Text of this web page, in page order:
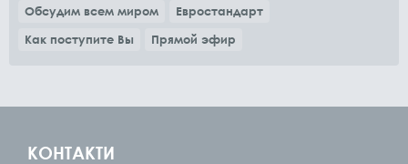
Обсудим всем миром
Евростандарт
Как поступите Вы
Прямой эфир
КОНТАКТИ